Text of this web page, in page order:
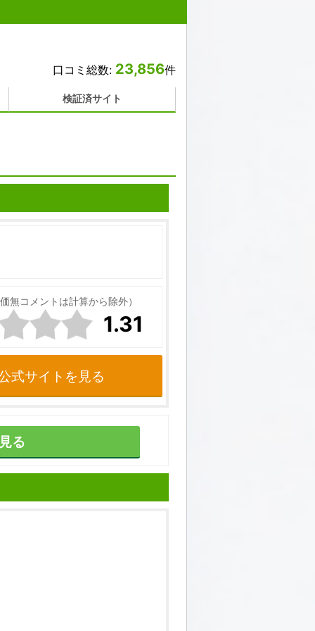
口コミ総数: 23,856件
検証済サイト
無コメントは計算から除外）
1.31
式サイトを見る
る